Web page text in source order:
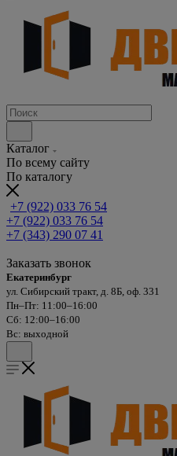
Каталог
По всему сайту
По каталогу
+7 (922) 033 76 54
+7 (922) 033 76 54
+7 (343) 290 07 41
Заказать звонок
Екатеринбург
ул. Сибирский тракт, д. 8Б, оф. 331
Пн–Пт: 11:00–16:00
Сб: 12:00–16:00
Вс: выходной